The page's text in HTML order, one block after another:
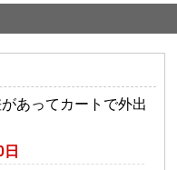
あってカートで外出